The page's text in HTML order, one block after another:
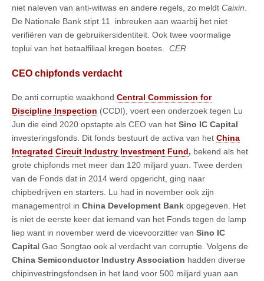
niet naleven van anti-witwas en andere regels, zo meldt Caixin.
De Nationale Bank stipt 11 inbreuken aan waarbij het niet
verifiëren van de gebruikersidentiteit. Ook twee voormalige
toplui van het betaalfiliaal kregen boetes. CER
CEO chipfonds verdacht
De anti corruptie waakhond Central Commission for
Discipline Inspection (CCDI), voert een onderzoek tegen Lu
Jun die eind 2020 opstapte als CEO van het Sino IC Capital
investeringsfonds. Dit fonds bestuurt de activa van het China
Integrated Circuit Industry Investment Fund, bekend als het
grote chipfonds met meer dan 120 miljard yuan. Twee derden
van de Fonds dat in 2014 werd opgericht, ging naar
chipbedrijven en starters. Lu had in november ook zijn
managementrol in China Development Bank opgegeven. Het
is niet de eerste keer dat iemand van het Fonds tegen de lamp
liep want in november werd de vicevoorzitter van Sino IC
Capital Gao Songtao ook al verdacht van corruptie. Volgens de
China Semiconductor Industry Association hadden diverse
chipinvestringsfondsen in het land voor 500 miljard yuan aan